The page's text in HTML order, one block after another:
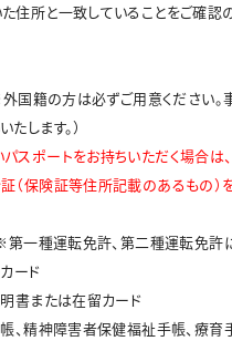
住所と一致していることをご確認
外国籍の方は必ずご用意ください
します。）
スポートをお持ちいただく場合は
（保険証等住所記載のあるもの）
第一種運転免許、第二種運転免許
ード
書または在留カード
帳、精神障害者保健福祉手帳、療育